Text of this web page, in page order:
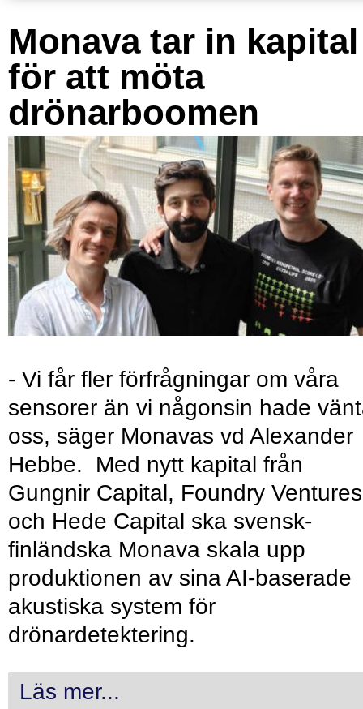
Monava tar in kapital
för att möta
drönarboomen
- Vi får fler förfrågningar om våra
sensorer än vi någonsin hade
oss, säger Monavas vd Alexander
Hebbe. Med nytt kapital från
Gungnir Capital, Foundry Ventures
och Hede Capital ska svensk-
finländska Monava skala upp
produktionen av sina AI-baserade
akustiska system för
drönardetektering.
Läs mer...